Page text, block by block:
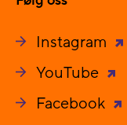
Instagram
YouTube
Facebook